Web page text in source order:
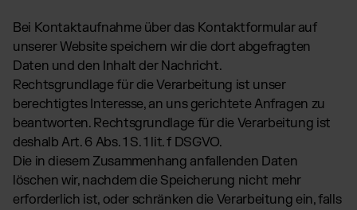
Bei Kontaktaufnahme über das Kontaktformular auf
unserer Website speichern wir die dort abgefragten
Daten und den Inhalt der Nachricht.
Rechtsgrundlage für die Verarbeitung ist unser
berechtigtes Interesse, an uns gerichtete Anfragen zu
beantworten. Rechtsgrundlage für die Verarbeitung ist
deshalb Art. 6 Abs. 1 S. 1 lit. f DSGVO.
Die in diesem Zusammenhang anfallenden Daten
löschen wir, nachdem die Speicherung nicht mehr
erforderlich ist, oder schränken die Verarbeitung ein, falls